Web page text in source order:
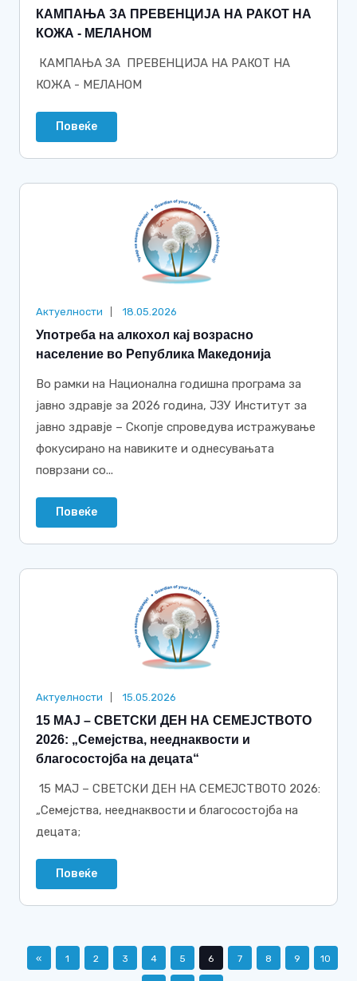
КАМПАЊА ЗА ПРЕВЕНЦИЈА НА РАКОТ НА
КОЖА - МЕЛАНОМ
КАМПАЊА ЗА ПРЕВЕНЦИЈА НА РАКОТ НА
КОЖА - МЕЛАНОМ
Повеќе
Актуелности 18.05.2026
Употреба на алкохол кај возрасно
население во Република Македонија
Во рамки на Национална годишна програма за
јавно здравје за 2026 година, ЈЗУ Институт за
јавно здравје – Скопје спроведува истражување
фокусирано на навиките и однесувањата
поврзани со...
Повеќе
Актуелности 15.05.2026
15 МАЈ – СВЕТСКИ ДЕН НА СЕМЕЈСТВОТО
2026: „Семејства, нееднаквости и
благосостојба на децата“
15 МАЈ – СВЕТСКИ ДЕН НА СЕМЕЈСТВОТО 2026:
„Семејства, нееднаквости и благосостојба на
децата;
Повеќе
« 1 2 3 4 5 6 7 8 9 10